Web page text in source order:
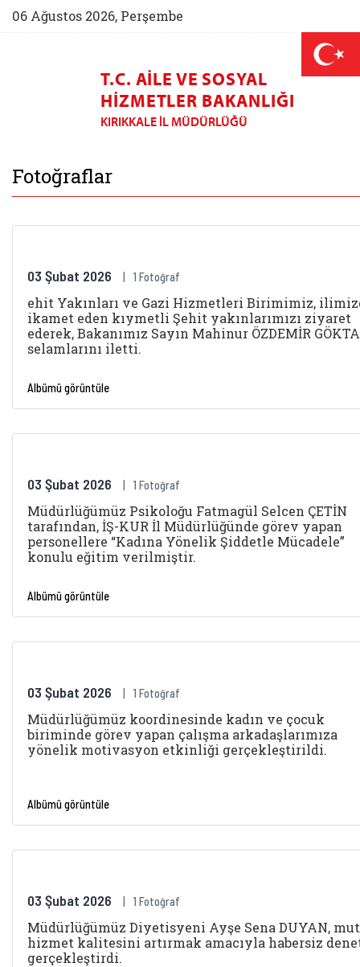
06 Ağustos 2026, Perşembe
AİLEM İletişim Merkezi (yeni
Aile ve Nüfus On Yılı (yeni
Darülaceze bağış
T.C. AILE VE SOSYAL
HIZMETLER BAKANLIĞI
KIRIKKALE İL MÜDÜRLÜĞÜ
Kırıkkale Aile ve
Fotoğraflar
03 Şubat 2026 1 Fotoğraf
ehit Yakınları ve Gazi Hizmetleri Birimimiz,
ikamet eden kıymetli Şehit yakınlarımızı ziyaret
ederek, Bakanımız Sayın Mahinur ÖZDEMİR
selamlarını iletti.
Albümü görüntüle
03 Şubat 2026 1 Fotoğraf
Müdürlüğümüz Psikoloğu Fatmagül Selcen ÇETİN
tarafından, İŞ-KUR İl Müdürlüğünde görev yapan
personellere “Kadına Yönelik Şiddetle Mücadele”
konulu eğitim verilmiştir.
Albümü görüntüle
03 Şubat 2026 1 Fotoğraf
Müdürlüğümüz koordinesinde kadın ve çocuk
biriminde görev yapan çalışma arkadaşlarımıza
yönelik motivasyon etkinliği gerçekleştirildi.
Albümü görüntüle
03 Şubat 2026 1 Fotoğraf
Müdürlüğümüz Diyetisyeni Ayşe Sena DUYAN,
hizmet kalitesini artırmak amacıyla habersiz
gerçekleştirdi.